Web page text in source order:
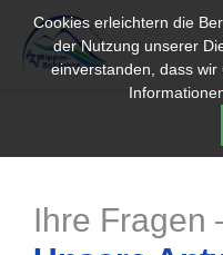
Cookies erleichtern die
der Nutzung unserer
einverstanden, dass
Ihre Fragen